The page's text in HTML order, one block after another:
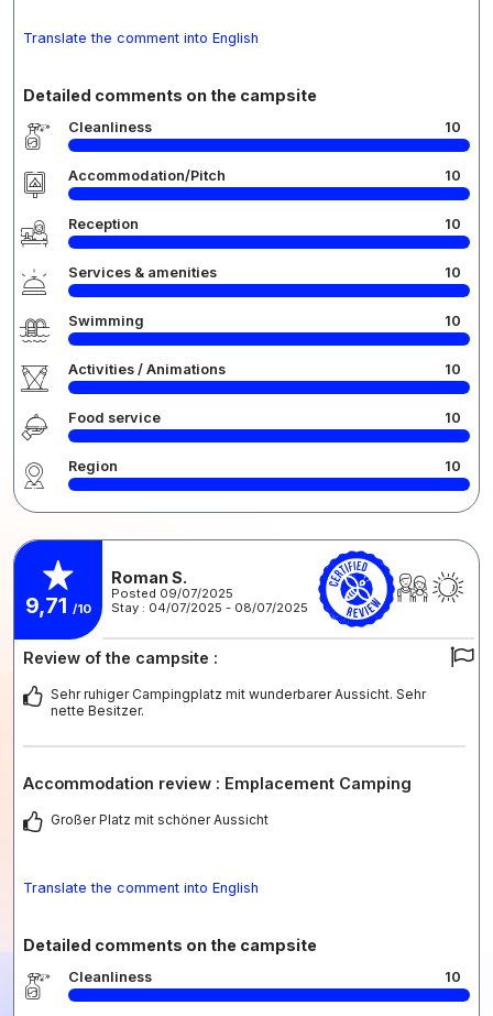
Translate the comment into English
Detailed comments on the campsite
Cleanliness 10
Accommodation/Pitch 10
Reception 10
Services & amenities 10
Swimming 10
Activities / Animations 10
Food service 10
Region 10
9,71 /10
Roman S.
Posted 09/07/2025
Stay : 04/07/2025 - 08/07/2025
Review of the campsite :
Sehr ruhiger Campingplatz mit wunderbarer Aussicht. Sehr
nette Besitzer.
Accommodation review : Emplacement Camping
Großer Platz mit schöner Aussicht
Translate the comment into English
Detailed comments on the campsite
Cleanliness 10